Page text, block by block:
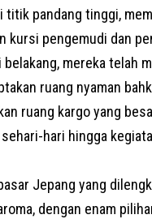
pandang tinggi,
kursi pengemudi dan
mereka telah
ruang nyaman
ruang kargo yang
hari hingga
Jepang yang
dengan enam